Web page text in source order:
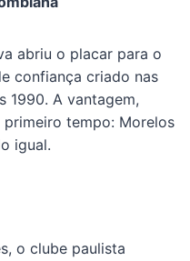
abriu o placar para o
confiança criado nas
1990. A vantagem,
tempo: Morelos
igual.
o clube paulista